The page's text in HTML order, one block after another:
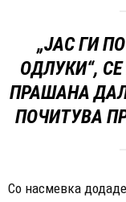
„ЈАС ГИ
ОДЛУКИ“,
ПРАШАНА
ПОЧИТУВА
Со насмевка